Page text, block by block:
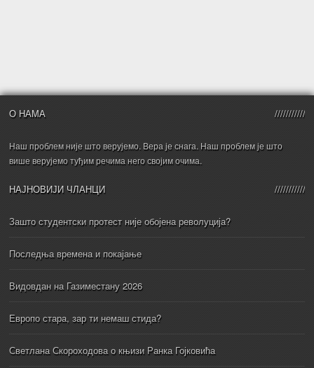
О НАМА
Наш проблем није што верујемо. Вера је снага. Наш проблем је што
више верујемо туђим речима него својим очима.
НАЈНОВИЈИ ЧЛАНЦИ
Зашто студентски протест није обојена револуција?
Последња времена и покајање
Видовдан на Газиместану 2026
Европо стара, зар ти немаш стида?
Светлана Скороходова о књизи Ранка Гојковића